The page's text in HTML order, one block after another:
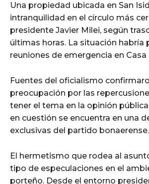
Una propiedad ubicada en San
intranquilidad en el círculo más
presidente Javier Milei, según
últimas horas. La situación habría
reuniones de emergencia en Casa
Fuentes del oficialismo
preocupación por las
tener el tema en la opinión
en cuestión se encuentra en una
exclusivas del partido bonaerense.
El hermetismo que rodea al
tipo de especulaciones en el
porteño. Desde el entorno